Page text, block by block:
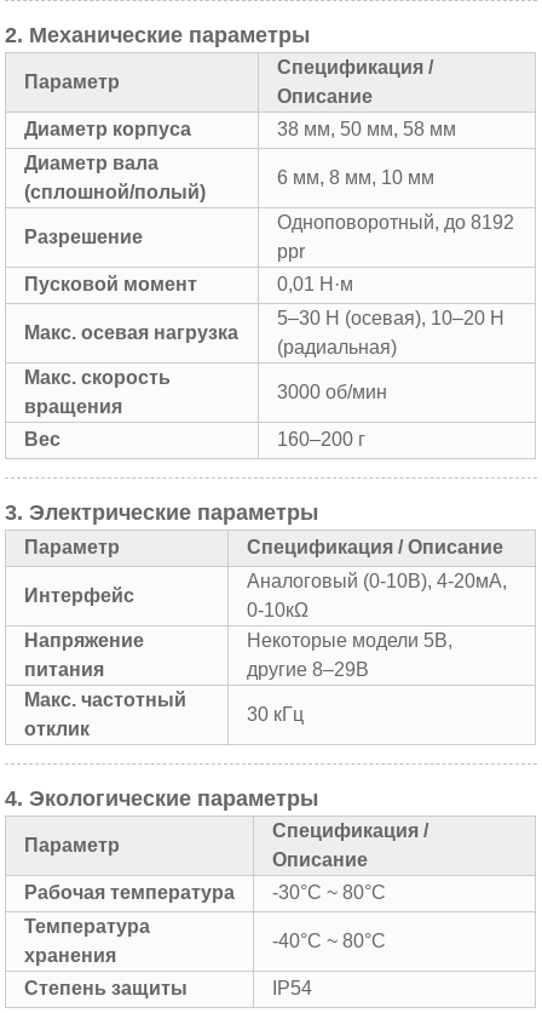
2. Механические параметры
Параметр
Спецификация /
Описание
Диаметр корпуса
38 мм, 50 мм, 58 мм
Диаметр вала
(сплошной/полый)
6 мм, 8 мм, 10 мм
Разрешение
Одноповоротный, до 8192
ppr
Пусковой момент
0,01 Н·м
Макс. осевая нагрузка
5–30 Н (осевая), 10–20 Н
(радиальная)
Макс. скорость
вращения
3000 об/мин
Вес 160–200 г
3. Электрические параметры
Параметр Спецификация / Описание
Интерфейс
Аналоговый (0-10В), 4-20мА,
0-10кΩ
Напряжение
питания
Некоторые модели 5В,
другие 8–29В
Макс. частотный
отклик
30 кГц
4. Экологические параметры
Параметр
Спецификация /
Описание
Рабочая температура
-30°C ~ 80°C
Температура
хранения
-40°C ~ 80°C
Степень защиты IP54